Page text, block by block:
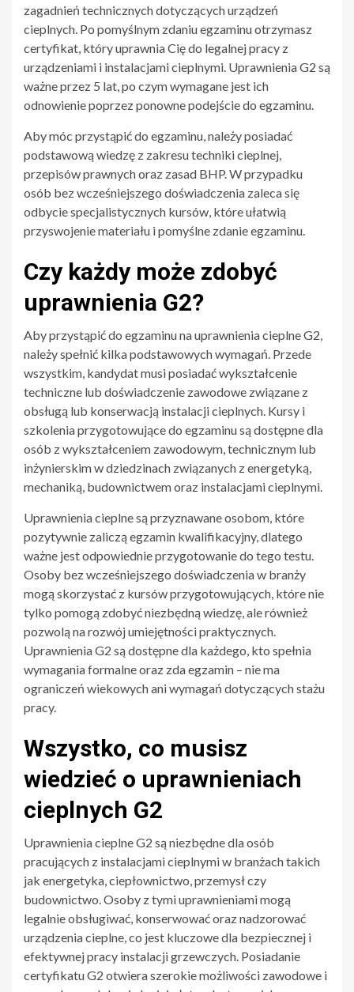
zagadnień technicznych dotyczących urządzeń
cieplnych. Po pomyślnym zdaniu egzaminu otrzymasz
certyfikat, który uprawnia Cię do legalnej pracy z
urządzeniami i instalacjami cieplnymi. Uprawnienia G2 są
ważne przez 5 lat, po czym wymagane jest ich
odnowienie poprzez ponowne podejście do egzaminu.
Aby móc przystąpić do egzaminu, należy posiadać
podstawową wiedzę z zakresu techniki cieplnej,
przepisów prawnych oraz zasad BHP. W przypadku
osób bez wcześniejszego doświadczenia zaleca się
odbycie specjalistycznych kursów, które ułatwią
przyswojenie materiału i pomyślne zdanie egzaminu.
Czy każdy może zdobyć
uprawnienia G2?
Aby przystąpić do egzaminu na uprawnienia cieplne G2,
należy spełnić kilka podstawowych wymagań. Przede
wszystkim, kandydat musi posiadać wykształcenie
techniczne lub doświadczenie zawodowe związane z
obsługą lub konserwacją instalacji cieplnych. Kursy i
szkolenia przygotowujące do egzaminu są dostępne dla
osób z wykształceniem zawodowym, technicznym lub
inżynierskim w dziedzinach związanych z energetyką,
mechaniką, budownictwem oraz instalacjami cieplnymi.
Uprawnienia cieplne są przyznawane osobom, które
pozytywnie zaliczą egzamin kwalifikacyjny, dlatego
ważne jest odpowiednie przygotowanie do tego testu.
Osoby bez wcześniejszego doświadczenia w branży
mogą skorzystać z kursów przygotowujących, które nie
tylko pomogą zdobyć niezbędną wiedzę, ale również
pozwolą na rozwój umiejętności praktycznych.
Uprawnienia G2 są dostępne dla każdego, kto spełnia
wymagania formalne oraz zda egzamin – nie ma
ograniczeń wiekowych ani wymagań dotyczących stażu
pracy.
Wszystko, co musisz
wiedzieć o uprawnieniach
cieplnych G2
Uprawnienia cieplne G2 są niezbędne dla osób
pracujących z instalacjami cieplnymi w branżach takich
jak energetyka, ciepłownictwo, przemysł czy
budownictwo. Osoby z tymi uprawnieniami mogą
legalnie obsługiwać, konserwować oraz nadzorować
urządzenia cieplne, co jest kluczowe dla bezpiecznej i
efektywnej pracy instalacji grzewczych. Posiadanie
certyfikatu G2 otwiera szerokie możliwości zawodowe i